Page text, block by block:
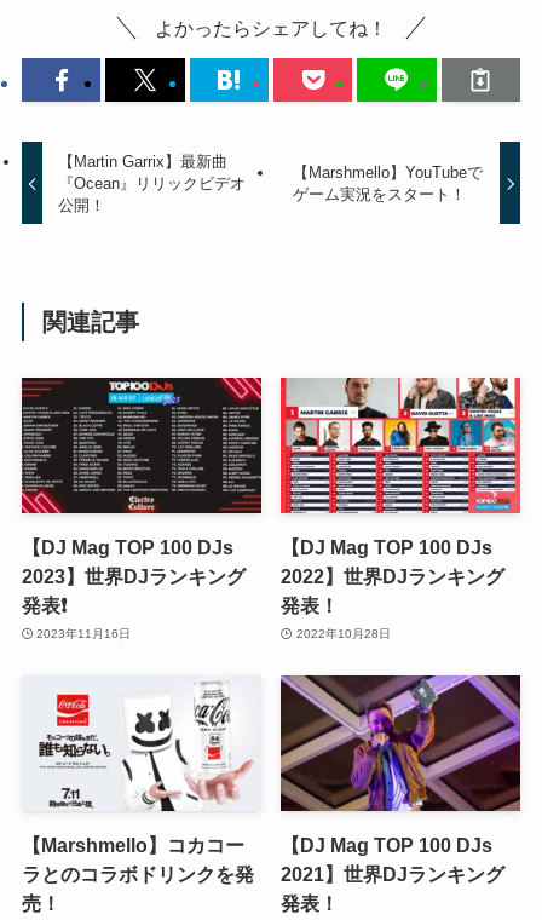
よかったらシェアしてね！
【Martin Garrix】最新曲
『Ocean』リリックビデオ
公開！
【Marshmello】YouTubeで
ゲーム実況をスタート！
関連記事
【DJ Mag TOP 100 DJs
2023】世界DJランキング
発表❗️
2023年11月16日
【DJ Mag TOP 100 DJs
2022】世界DJランキング
発表！
2022年10月28日
【Marshmello】コカコー
ラとのコラボドリンクを発
売！
【DJ Mag TOP 100 DJs
2021】世界DJランキング
発表！